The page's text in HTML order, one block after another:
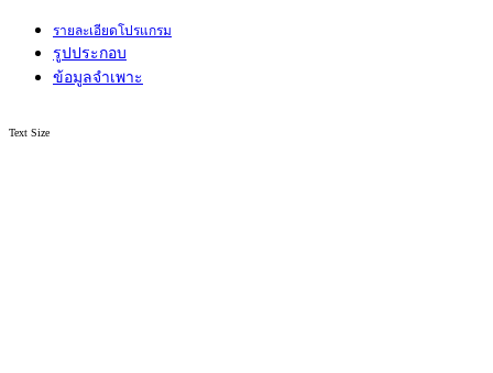
รายละเอียดโปรแกรม
รูปประกอบ
ข้อมูลจำเพาะ
Text Size